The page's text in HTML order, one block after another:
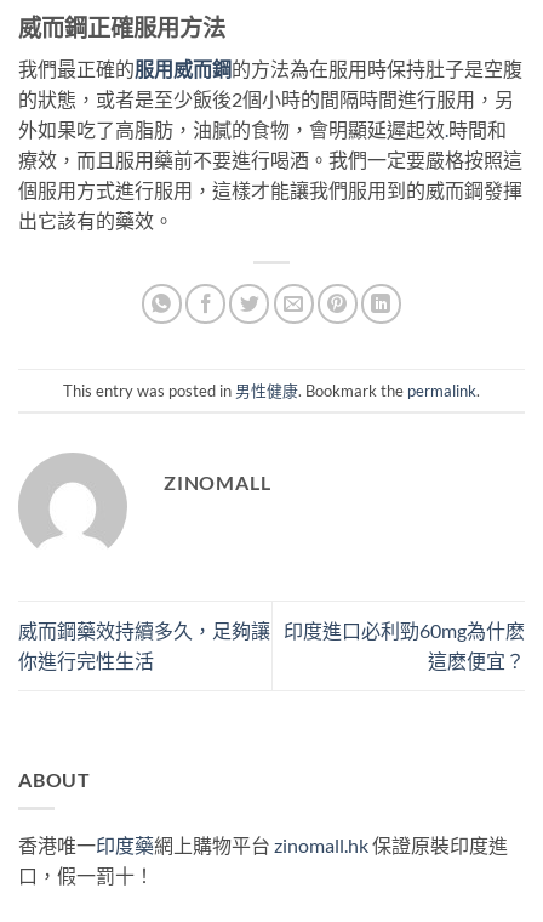
威而鋼正確服用方法
我們最正確的服用威而鋼的方法為在服用時保持肚子是空腹
的狀態，或者是至少飯後2個小時的間隔時間進行服用，另
外如果吃了高脂肪，油膩的食物，會明顯延遲起效.時間和
療效，而且服用藥前不要進行喝酒。我們一定要嚴格按照這
個服用方式進行服用，這樣才能讓我們服用到的威而鋼發揮
出它該有的藥效。
This entry was posted in 男性健康. Bookmark the permalink.
ZINOMALL
威而鋼藥效持續多久，足夠讓
你進行完性生活
印度進口必利勁60mg為什麽
這麽便宜？
ABOUT
香港唯一印度藥網上購物平台 zinomall.hk保證原裝印度進
口，假一罰十！